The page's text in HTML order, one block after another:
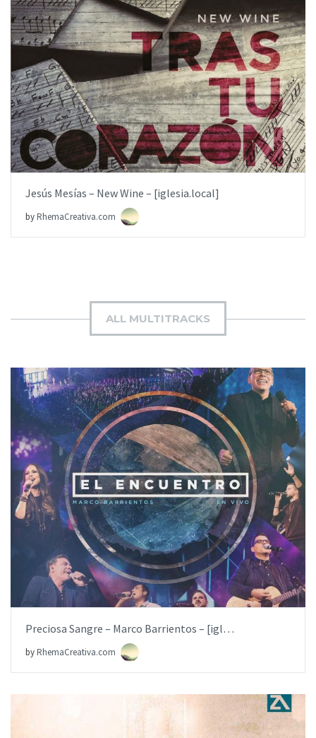
AÑADIR AL PEDIDO
ITEM PRICE:$9.99
Jesús Mesías – New Wine – [iglesia.local]
byRhemaCreativa.com
AÑADIR AL PEDIDO
ITEM PRICE:$19.99
Victor’s Crown – Darlene Zschech – [iglesia.local]
by RhemaCreativa.com
ALL MULTITRACKS
AÑADIR AL PEDIDO
ITEM PRICE:$19.99
Preciosa Sangre – Marco Barrientos – [iglesia.local]
byRhemaCreativa.com